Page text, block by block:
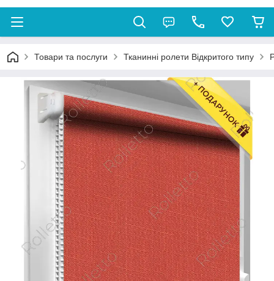
Товари та послуги Тканинні ролети Відкритого типу